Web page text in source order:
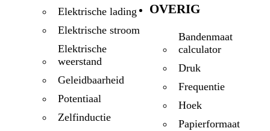
Elektrische lading
Elektrische stroom
Elektrische
weerstand
Geleidbaarheid
Potentiaal
Zelfinductie
OVERIG
Bandenmaat
calculator
Druk
Frequentie
Hoek
Papierformaat